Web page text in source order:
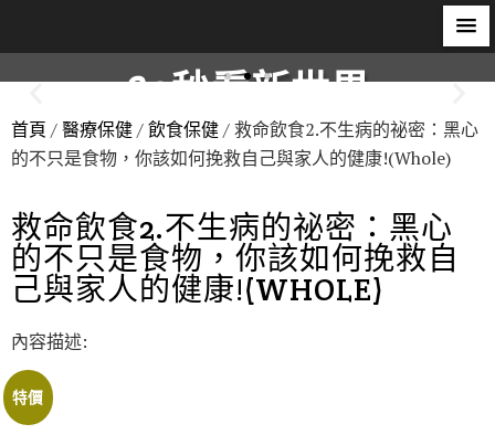
60秒看新世界
柿子文化
首頁 /醫療保健/飲食保健/ 救命飲食2.不生病的祕密：黑心
的不只是食物，你該如何挽救自己與家人的健康!(Whole)
救命飲食2.不生病的祕密：黑心
的不只是食物，你該如何挽救自
己與家人的健康!(WHOLE)
內容描述:
特價